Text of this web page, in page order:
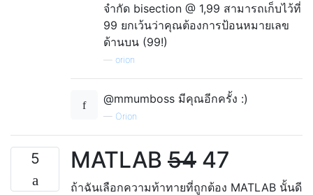
จำกัด bisection @ 1,99 สามารถเก็บไว้ที่
99 ยกเว้นว่าคุณต้องการป้อนหมายเลข
ด้านบน (99!)
orion
@mmumboss มีคุณอีกครั้ง :)
— Orion
5 MATLAB 54 47
ถ้าฉันเลือกความท้าทายที่ถูกต้อง MATLAB นั้นดี